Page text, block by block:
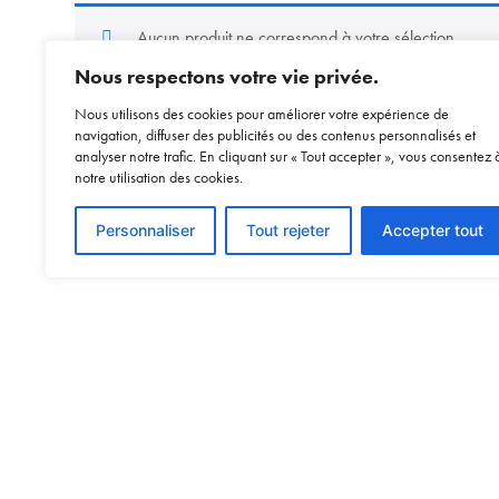
Nous respectons votre vie privée.
Nous utilisons des cookies pour améliorer votre expérience de
navigation, diffuser des publicités ou des contenus personnalisés et
analyser notre trafic. En cliquant sur « Tout accepter », vous consentez
notre utilisation des cookies.
Personnaliser Tout rejeter Accepter tout
Aucun produit ne correspond à votre sélection.